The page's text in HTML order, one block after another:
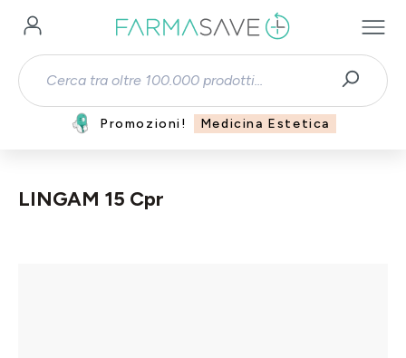
Passa al contenuto principale
Promozioni! Medicina Estetica
LINGAM 15 Cpr